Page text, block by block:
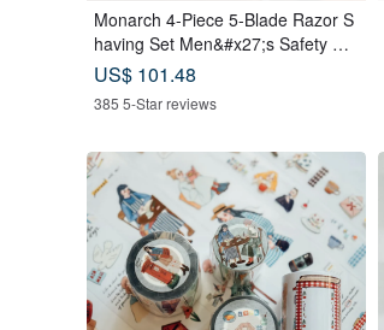
Monarch 4-Piece 5-Blade Razor S
having Set Men&#x27;s Safety Ra
zor Grooming Gift
US$ 101.48
385 5-Star reviews